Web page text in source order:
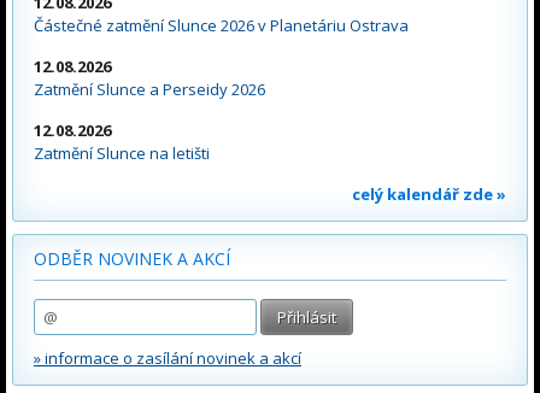
Částečné zatmění Slunce 2026 v Planetáriu Ostrava
12.08.2026
Zatmění Slunce a Perseidy 2026
12.08.2026
Zatmění Slunce na letišti
celý kalendář zde »
ODBĚR NOVINEK A AKCÍ
» informace o zasílání novinek a akcí